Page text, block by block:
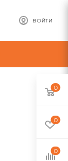
ВОЙТИ
0
0
0